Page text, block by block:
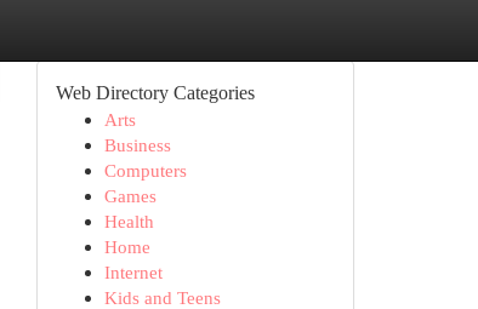
Web Directory Categories
Arts
Business
Computers
Games
Health
Home
Internet
Kids and Teens